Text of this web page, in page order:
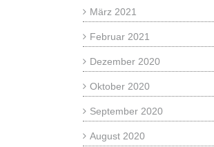
März 2021
Februar 2021
Dezember 2020
Oktober 2020
September 2020
August 2020